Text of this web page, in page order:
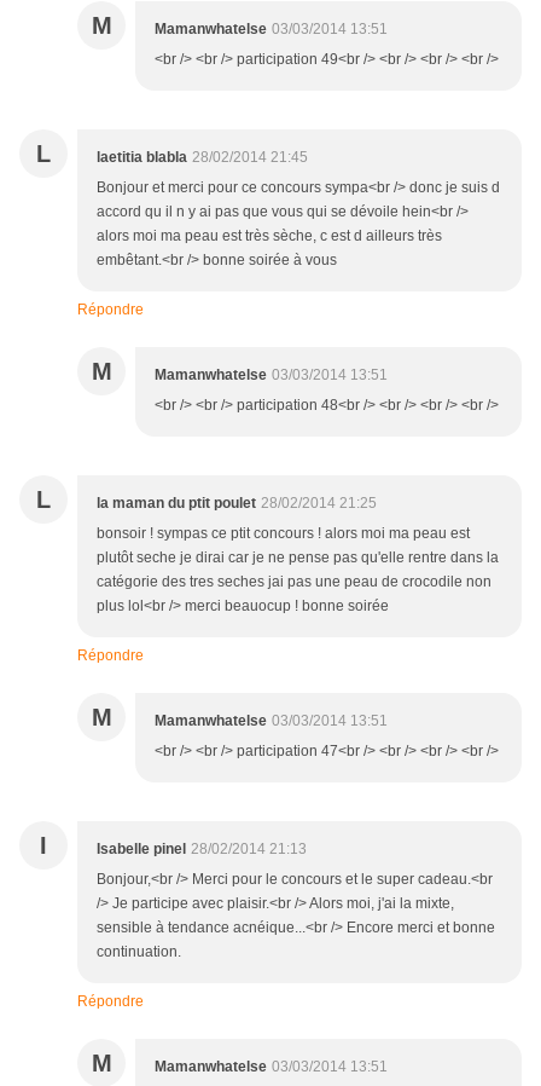
M Mamanwhatelse 03/03/2014 13:51
<br /> <br /> participation 49<br /> <br /> <br /> <br />
L laetitia blabla 28/02/2014 21:45
Bonjour et merci pour ce concours sympa<br /> donc je suis d
accord qu il n y ai pas que vous qui se dévoile hein<br />
alors moi ma peau est très sèche, c est d ailleurs très
embêtant.<br /> bonne soirée à vous
Répondre
M Mamanwhatelse 03/03/2014 13:51
<br /> <br /> participation 48<br /> <br /> <br /> <br />
L la maman du ptit poulet 28/02/2014 21:25
bonsoir ! sympas ce ptit concours ! alors moi ma peau est
plutôt seche je dirai car je ne pense pas qu'elle rentre dans la
catégorie des tres seches jai pas une peau de crocodile non
plus lol<br /> merci beauocup ! bonne soirée
Répondre
M Mamanwhatelse 03/03/2014 13:51
<br /> <br /> participation 47<br /> <br /> <br /> <br />
I Isabelle pinel 28/02/2014 21:13
Bonjour,<br /> Merci pour le concours et le super cadeau.<br
/> Je participe avec plaisir.<br /> Alors moi, j'ai la mixte,
sensible à tendance acnéique...<br /> Encore merci et bonne
continuation.
Répondre
M Mamanwhatelse 03/03/2014 13:51